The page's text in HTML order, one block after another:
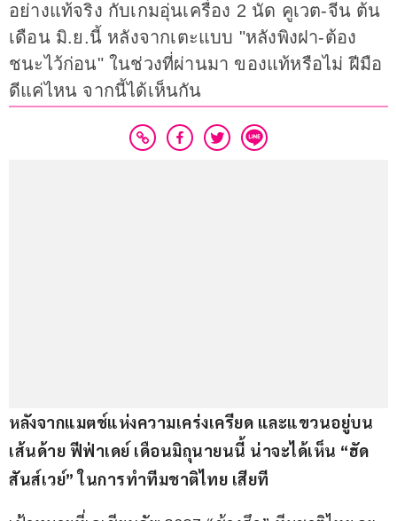
อย่างแท้จริง กับเกมอุ่นเครื่อง 2 นัด คูเวต-จีน ต้น
เดือน มิ.ย.นี้ หลังจากเตะแบบ "หลังพิงฝา-ต้อง
ชนะไว้ก่อน" ในช่วงที่ผ่านมา ของแท้หรือไม่ ฝีมือ
ดีแค่ไหน จากนี้ได้เห็นกัน
หลังจากแมตช์แห่งความเคร่งเครียด และแขวนอยู่บน
เส้นด้าย ฟีฟ่าเดย์ เดือนมิถุนายนนี้ น่าจะได้เห็น “ฮัด
สันส์เวย์” ในการทำทีมชาติไทย เสียที